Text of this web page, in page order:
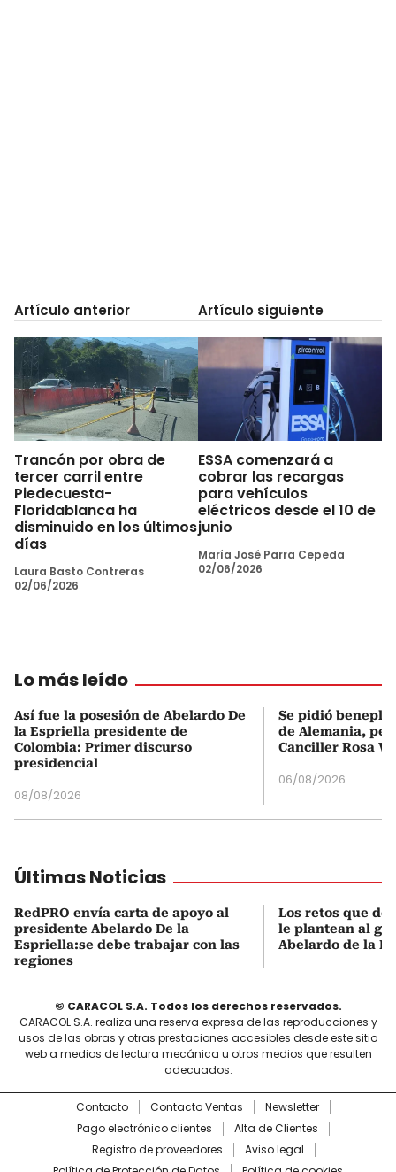
Artículo anterior
Trancón por obra de
tercer carril entre
Piedecuesta-
Floridablanca ha
disminuido en los últimos
días
Laura Basto Contreras
02/06/2026
Artículo siguiente
ESSA comenzará a
cobrar las recargas
para vehículos
eléctricos desde el 10 de
junio
María José Parra Cepeda
02/06/2026
Lo más leído
Así fue la posesión de Abelardo De
la Espriella presidente de
Colombia: Primer discurso
presidencial
08/08/2026
Se pidió
de Alemania,
Canciller Rosa
06/08/2026
Últimas Noticias
RedPRO envía carta de apoyo al
presidente Abelardo De la
Espriella:se debe trabajar con las
regiones
Los retos que
le plantean al
Abelardo de la
© CARACOL S.A. Todos los derechos reservados.
CARACOL S.A. realiza una reserva expresa de las reproducciones y
usos de las obras y otras prestaciones accesibles desde este sitio
web a medios de lectura mecánica u otros medios que resulten
adecuados.
Contacto Contacto Ventas
Newsletter
Pago electrónico clientes
Alta de Clientes
Registro de proveedores
Aviso legal